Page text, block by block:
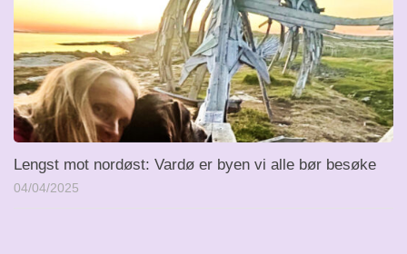
Lengst mot nordøst: Vardø er byen vi alle bør besøke
04/04/2025